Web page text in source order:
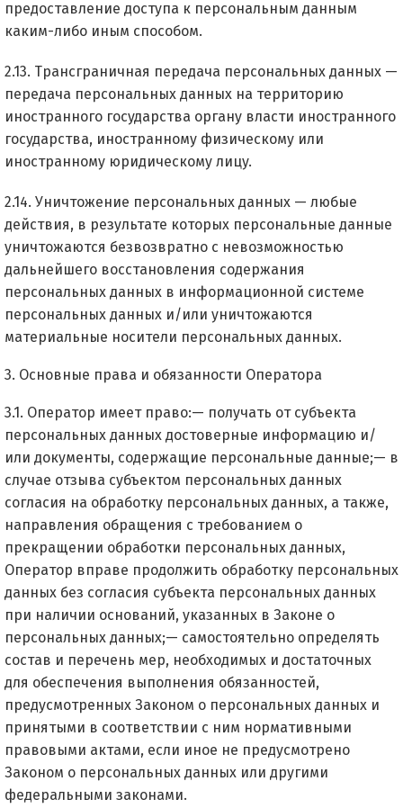
предоставление доступа к персональным данным
каким-либо иным способом.
2.13. Трансграничная передача персональных данных —
передача персональных данных на территорию
иностранного государства органу власти иностранного
государства, иностранному физическому или
иностранному юридическому лицу.
2.14. Уничтожение персональных данных — любые
действия, в результате которых персональные данные
уничтожаются безвозвратно с невозможностью
дальнейшего восстановления содержания
персональных данных в информационной системе
персональных данных и/или уничтожаются
материальные носители персональных данных.
3. Основные права и обязанности Оператора
3.1. Оператор имеет право:— получать от субъекта
персональных данных достоверные информацию и/
или документы, содержащие персональные данные;— в
случае отзыва субъектом персональных данных
согласия на обработку персональных данных, а также,
направления обращения с требованием о
прекращении обработки персональных данных,
Оператор вправе продолжить обработку персональных
данных без согласия субъекта персональных данных
при наличии оснований, указанных в Законе о
персональных данных;— самостоятельно определять
состав и перечень мер, необходимых и достаточных
для обеспечения выполнения обязанностей,
предусмотренных Законом о персональных данных и
принятыми в соответствии с ним нормативными
правовыми актами, если иное не предусмотрено
Законом о персональных данных или другими
федеральными законами.